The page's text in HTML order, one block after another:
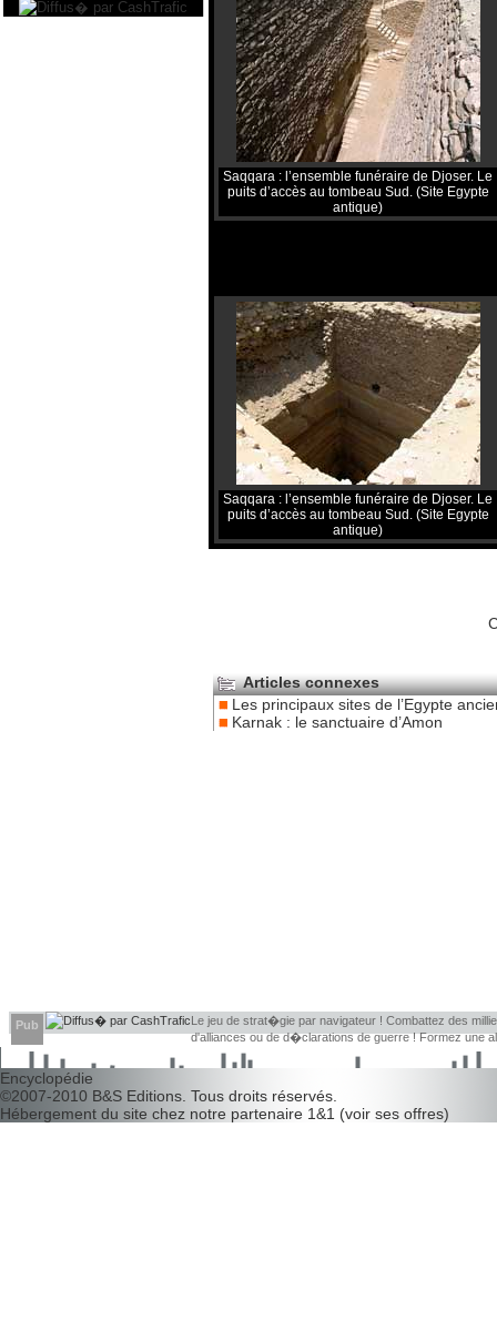
Saqqara : l’ensemble funéraire de Djoser. Le
puits d’accès au tombeau Sud. (Site Egypte
antique)
Saqqara : l’ensemble funéraire de Djoser. Le
puits d’accès au tombeau Sud. (Site Egypte
antique)
Articles connexes
Les principaux sites de l’Egypte
Karnak : le sanctuaire d’Amon
Pub
Le jeu de strat�gie par navigateur ! Combattez des
d'alliances ou de d�clarations de guerre ! Formez une
d�couvrir leurs faiblesses !
Encyclopédie
©2007-2010 B&S Editions . Tous droits réservés.
Hébergement du site chez notre partenaire 1&1 (voir ses offres)